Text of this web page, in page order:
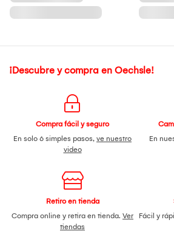
¡Descubre y compra en Oechsle!
Compra fácil y seguro
En solo 6 simples pasos, ve nuestro
video
En
Retiro en tienda
Compra online y retira en tienda. Ver
tiendas
Fácil y